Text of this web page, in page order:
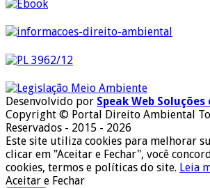
Desenvolvido por Speak Web
Copyright © Portal Direito Ambiental
Reservados - 2015 - 2026
Este site utiliza cookies para melhorar
clicar em "Aceitar e Fechar", você
cookies, termos e políticas do site. Leia
Aceitar e Fechar